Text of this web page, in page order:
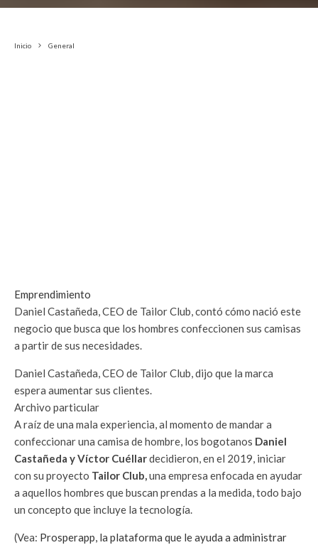
Inicio General
Emprendimiento
Daniel Castañeda, CEO de Tailor Club, contó cómo nació este
negocio que busca que los hombres confeccionen sus camisas
a partir de sus necesidades.
Daniel Castañeda, CEO de Tailor Club, dijo que la marca
espera aumentar sus clientes.
Archivo particular
A raíz de una mala experiencia, al momento de mandar a
confeccionar una camisa de hombre, los bogotanos Daniel
Castañeda y Víctor Cuéllardecidieron, en el 2019, iniciar
con su proyecto Tailor Club,una empresa enfocada en ayudar
a aquellos hombres que buscan prendas a la medida, todo bajo
un concepto que incluye la tecnología.
(Vea: Prosperapp, la plataforma que le ayuda a administrar